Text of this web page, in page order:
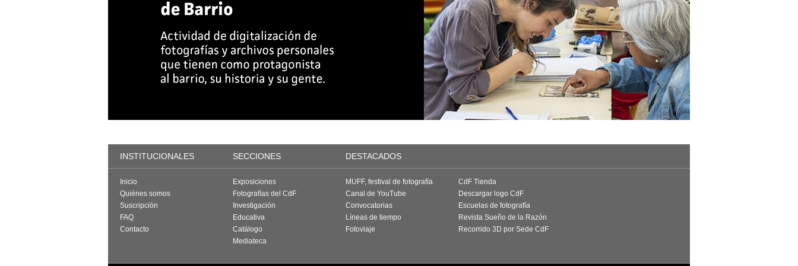
INSTITUCIONALES SECCIONES DESTACADOS
Inicio
Quiénes somos
Suscripción
FAQ
Contacto
Exposiciones
Fotografías del CdF
Investigación
Educativa
Catálogo
Mediateca
MUFF, festival de fotografía
Canal de YouTube
Convocatorias
Líneas de tiempo
Fotoviaje
CdF Tienda
Descargar logo CdF
Escuelas de fotografía
Revista Sueño de la Razón
Recorrido 3D por Sede CdF